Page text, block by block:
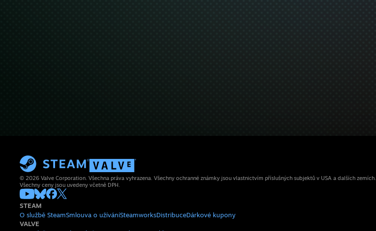
© 2026 Valve Corporation. Všechna práva vyhrazena. Všechny ochranné známky jsou vlastnictvím příslušných subjektů v USA a dalších zemích.
Všechny ceny jsou uvedeny včetně DPH.
STEAM
O službě SteamSmlouva o užíváníSteamworksDistribuceDárkové kupony
VALVE